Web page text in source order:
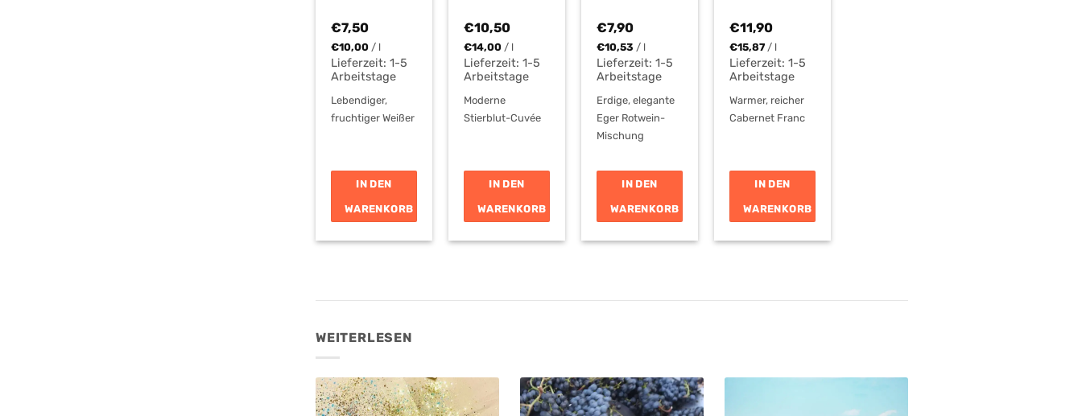
€7,50
€10,00 / l
Lieferzeit:1-5
Arbeitstage
Lebendiger,
fruchtiger Weißer
IN DEN
WARENKORB
€10,50
€14,00 / l
Lieferzeit:1-5
Arbeitstage
Moderne
Stierblut-Cuvée
IN DEN
WARENKORB
€7,90
€10,53 / l
Lieferzeit:1-5
Arbeitstage
Erdige, elegante
Eger Rotwein-
Mischung
IN DEN
WARENKORB
€11,90
€15,87 / l
Lieferzeit:1-5
Arbeitstage
Warmer, reicher
Cabernet Franc
IN DEN
WARENKORB
WEITERLESEN